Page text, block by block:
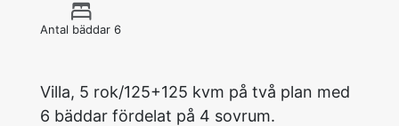
Antal bäddar 6
Villa, 5 rok/125+125 kvm på två plan med
6 bäddar fördelat på 4 sovrum.